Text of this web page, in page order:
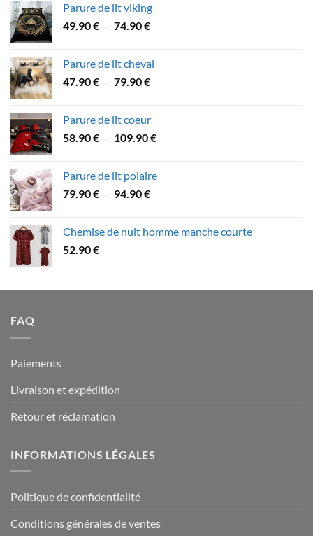
53.60 €
à
Parure de lit viking
49.90€ – 74.90€Plage
49.90 €
à
Parure de lit cheval
47.90€ – 79.90€Plage
à
Parure de lit coeur
58.90€ – 109.90€Plage
58.90 €
Parure de lit polaire
79.90€ – 94.90€Plage
79.90 €
Chemise de nuit homme manche courte
52.90€
FAQ
Paiements
Livraison et expédition
Retour et réclamation
INFORMATIONS LÉGALES
Politique de confidentialité
Conditions générales de ventes